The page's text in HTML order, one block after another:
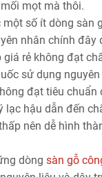
mọt mà thôi.
một số ít dòng sàn
nhân chính đây
giá rẻ không đạt
sử dụng
đạt tiêu chuẩn
lạc hậu dẫn đến
nên dễ hình
dòng sàn gỗ